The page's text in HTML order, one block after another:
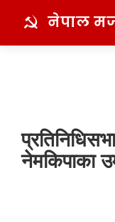
नेपाल
नेमकिपाका